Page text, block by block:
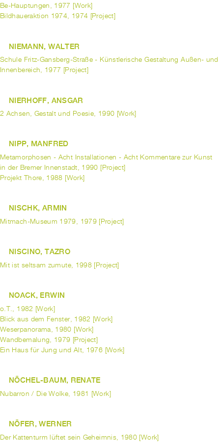
Be-Hauptungen, 1977 [Work]
Bildhaueraktion 1974, 1974 [Project]
NIEMANN, WALTER
Schule Fritz-Gansberg-Straße - Künstlerische Gestaltung Außen- und
Innenbereich, 1977 [Project]
NIERHOFF, ANSGAR
2 Achsen, Gestalt und Poesie, 1990 [Work]
NIPP, MANFRED
Metamorphosen - Acht Installationen - Acht Kommentare zur Kunst
in der Bremer Innenstadt, 1990 [Project]
Projekt Thore, 1988 [Work]
NISCHK, ARMIN
Mitmach-Museum 1979, 1979 [Project]
NISCINO, TAZRO
Mit ist seltsam zumute, 1998 [Project]
NOACK, ERWIN
o.T., 1982 [Work]
Blick aus dem Fenster, 1982 [Work]
Weserpanorama, 1980 [Work]
Wandbemalung, 1979 [Project]
Ein Haus für Jung und Alt, 1976 [Work]
NÖCHEL-BAUM, RENATE
Nubarron / Die Wolke, 1981 [Work]
NÖFER, WERNER
Der Kattenturm lüftet sein Geheimnis, 1980 [Work]